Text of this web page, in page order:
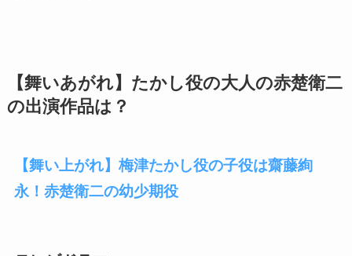
【舞いあがれ】たかし役の大人の赤楚衛二
の出演作品は？
【舞い上がれ】梅津たかし役の子役は齋藤絢
永！赤楚衛二の幼少期役